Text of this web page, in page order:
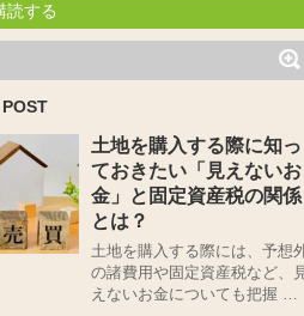
する
土地を購入する際に知っ
ておきたい「見えないお
金」と固定資産税の関係
とは？
土地を購入する際には、予想
の諸費用や固定資産税など、
えないお金についても把握 …